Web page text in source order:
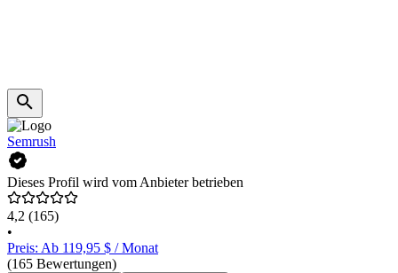
Semrush
Dieses Profil wird vom Anbieter betrieben
4,2 (165)
•
Preis: Ab 119,95 $ / Monat
(165 Bewertungen)